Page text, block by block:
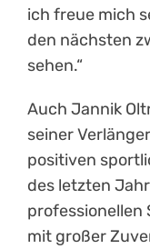
ich freue mich
den nächsten
sehen.“
Auch Jannik
seiner
positiven
des letzten
professionellen
mit großer